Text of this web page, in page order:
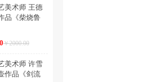
美术师 王德
品《柴烧鲁
￥2000.00
美术师 许雪
作品《剑流